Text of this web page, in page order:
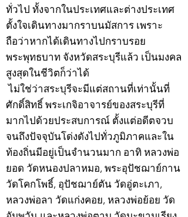
ทั่วไป ทั้งจากในประเทศและต่างประเทศ
ตั้งใจเดินทางมากราบนมัสการ เพราะ
ถือว่าหากได้เดินทางไปกราบรอย
พระพุทธบาท จังหวัดสระบุรีแล้ว เป็นมงคล
สูงสุดในชีวิตก็ว่าได้
ไม่ใช่ว่าสระบุรีจะมีแต่สถานที่เท่านั้นที่
ศักดิ์สิทธิ์ พระเกจิอาจารย์ของสระบุรีที่
มากไปด้วยประสบการณ์ ตั้งแต่อดีตจวบ
จนถึงปัจจุบันโด่งดังไปทั่วภูมิภาคและใน
ท้องถิ่นมีอยู่เป็นจำนวนมาก อาทิ หลวงพ่อ
ยอด วัดหนองปลาหมอ, พระอุปัชฌาย์กาน
วัดโคกโพธิ์, อุปัชฌาย์ตัน วัดอู่ตะเภา,
หลวงพ่อลา วัดแก่งคอย, หลวงพ่อย้อย วัด